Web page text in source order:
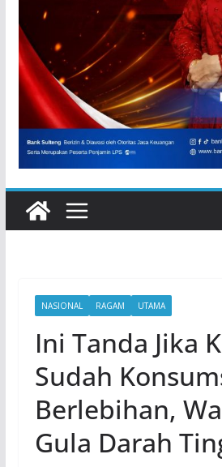
NASIONAL RAGAM UTAMA
Ini Tanda Jika
Sudah
Berlebihan,
Gula Darah